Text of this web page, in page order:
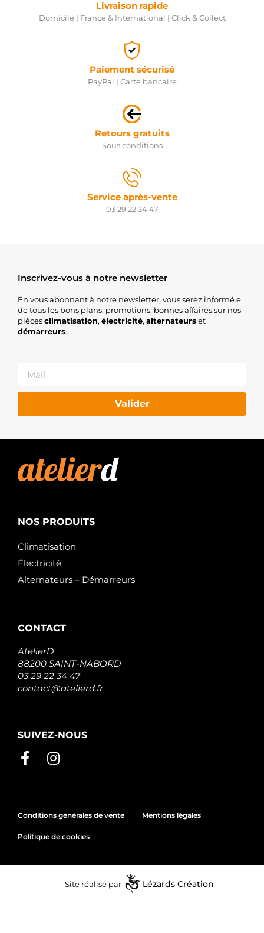
Livraison rapide
Domicile | France & International | Click & Collect
Paiement sécurisé
PayPal | Carte bancaire
Retours gratuits
Sous conditions
Service après-vente
03 29 22 34 47
Inscrivez-vous à notre newsletter
En vous abonnant à notre newsletter, vous serez informé.e
de tous les bons plans, promotions, bonnes affaires sur nos
piècesclimatisation, électricité, alternateurset
démarreurs.
Valider
NOS PRODUITS
Climatisation
Électricité
Alternateurs – Démarreurs
CONTACT
AtelierD
88200 SAINT-NABORD
03 29 22 34 47
contact@atelierd.fr
SUIVEZ-NOUS
Conditions générales de vente Mentions légales
Politique de cookies
Site réalisé par Lézards Création